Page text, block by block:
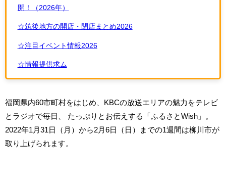
開！（2026年）
☆筑後地方の開店・閉店まとめ2026
☆注目イベント情報2026
☆情報提供求ム
福岡県内60市町村をはじめ、KBCの放送エリアの魅力をテレビ
とラジオで毎日、 たっぷりとお伝えする「ふるさとWish」。
2022年1月31日（月）から2月6日（日）までの1週間は柳川市が
取り上げられます。